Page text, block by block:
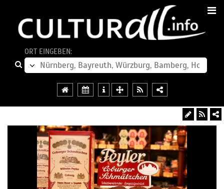
ORT EINGEBEN: